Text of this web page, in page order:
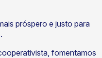
próspero e justo para
fomentamos